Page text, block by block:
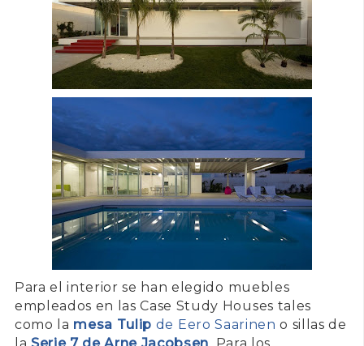
Para el interior se han elegido muebles
empleados en las Case Study Houses tales
como la mesa Tulip de Eero Saarinen o sillas de